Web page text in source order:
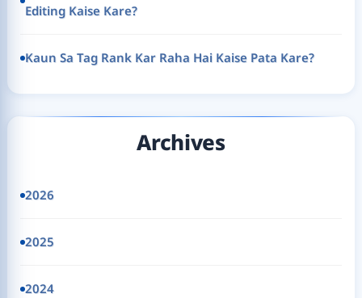
Editing Kaise Kare?
Kaun Sa Tag Rank Kar Raha Hai Kaise Pata Kare?
Archives
2026
2025
2024